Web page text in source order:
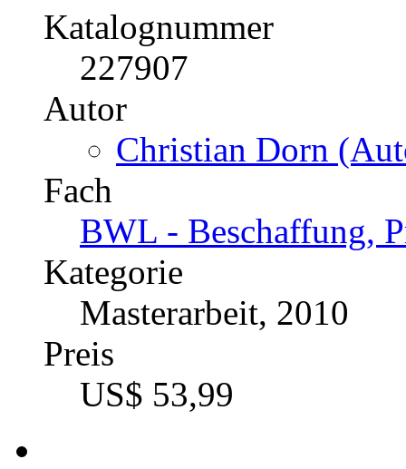
Katalognummer
227907
Autor
Christian Dorn
Fach
BWL - Beschaffung,
Kategorie
Masterarbeit, 2010
Preis
US$ 53,99